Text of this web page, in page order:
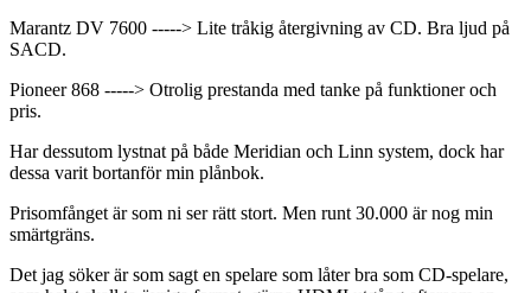
Marantz DV 7600 -----> Lite tråkig återgivning av CD. Bra ljud på
SACD.
Pioneer 868 -----> Otrolig prestanda med tanke på funktioner och
pris.
Har dessutom lystnat på både Meridian och Linn system, dock har
dessa varit bortanför min plånbok.
Prisomfånget är som ni ser rätt stort. Men runt 30.000 är nog min
smärtgräns.
Det jag söker är som sagt en spelare som låter bra som CD-spelare,